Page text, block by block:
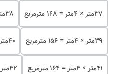
۳۷متر × 4متر = 148 مترمربع ۳۸متر × 4متر = 152 مترمربع
۳۹متر × 4متر = 156 مترمربع ۴۰متر × 4متر = 160 مترمربع
۴۱متر × 4متر = 164 مترمربع ۴۲متر × 4متر = 168 مترمربع